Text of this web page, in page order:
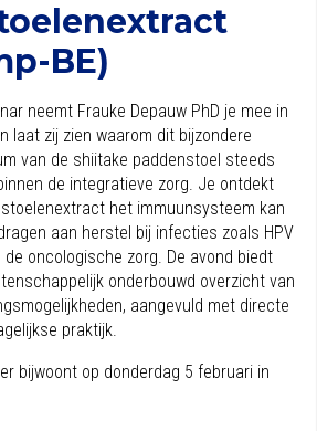
BE)
neemt Frauke Depauw PhD je mee in
laat zij zien waarom dit bijzondere
van de shiitake paddenstoel steeds
de integratieve zorg. Je ontdekt
het immuunsysteem kan
aan herstel bij infecties zoals HPV
oncologische zorg. De avond biedt
onderbouwd overzicht van
aangevuld met directe
praktijk.
bijwoont op donderdag 5 februari in